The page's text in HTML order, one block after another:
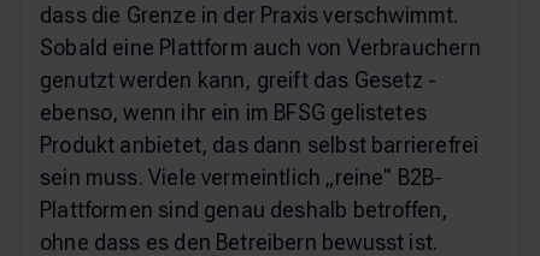
dass die Grenze in der Praxis verschwimmt.
Sobald eine Plattform auch von Verbrauchern
genutzt werden kann, greift das Gesetz -
ebenso, wenn ihr ein im BFSG gelistetes
Produkt anbietet, das dann selbst barrierefrei
sein muss. Viele vermeintlich „reine" B2B-
Plattformen sind genau deshalb betroffen,
ohne dass es den Betreibern bewusst ist.